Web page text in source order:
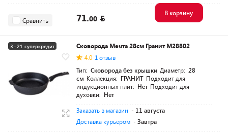
Сравнить 71.00
В корзину
3+21 суперкредит
Сковорода Мечта 28см Гранит M28802
4.0 1 отзыв
Тип: Сковорода без крышки Диаметр: 28
см Коллекция: ГРАНИТ Подходит для
индукционных плит: Нет Подходит для
духовки: Нет
Заказать в магазин - 11 августа
Доставка курьером - Завтра